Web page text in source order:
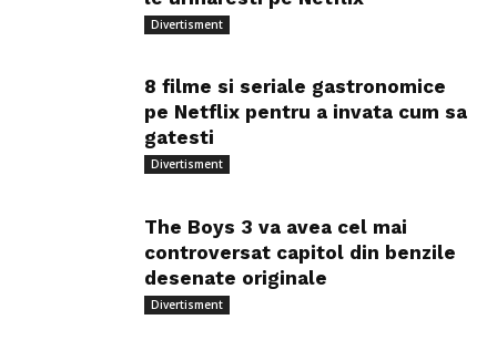
Divertisment
8 filme si seriale gastronomice
pe Netflix pentru a invata cum sa
gatesti
Divertisment
The Boys 3 va avea cel mai
controversat capitol din benzile
desenate originale
Divertisment